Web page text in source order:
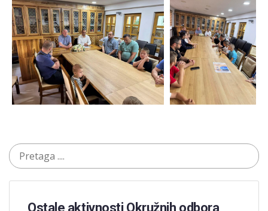
Ostale aktivnosti Okružnih odbora​